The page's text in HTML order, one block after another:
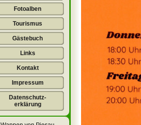
Fotoalben
Tourismus
Gästebuch
Links
Kontakt
Impressum
Datenschutz-
erklärung